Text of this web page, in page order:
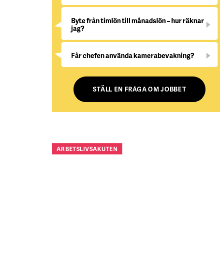
Byte från timlön till månadslön – hur räknar
jag?
Får chefen använda kamerabevakning?
STÄLL EN FRÅGA OM JOBBET
ARBETSLIVSAKUTEN